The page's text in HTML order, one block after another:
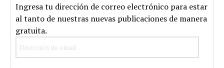
Ingresa tu dirección de correo electrónico para estar
al tanto de nuestras nuevas publicaciones de manera
gratuita.